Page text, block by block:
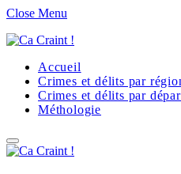
Close Menu
Accueil
Crimes et délits par
Crimes et délits par
Méthologie